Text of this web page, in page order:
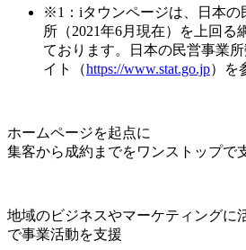
※1：iタウンページは、日本の
所（2021年6月現在）を上回る
ております。日本の民営事業
イト（https://www.stat.go.jp）を
ホームページを起点に
集客から成約までをワンストップで
地域のビジネスやマーケティングに
で事業活動を支援